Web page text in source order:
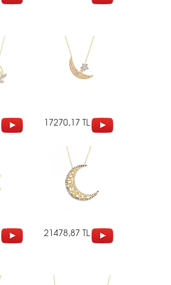
17270,17 TL
21478,87 TL